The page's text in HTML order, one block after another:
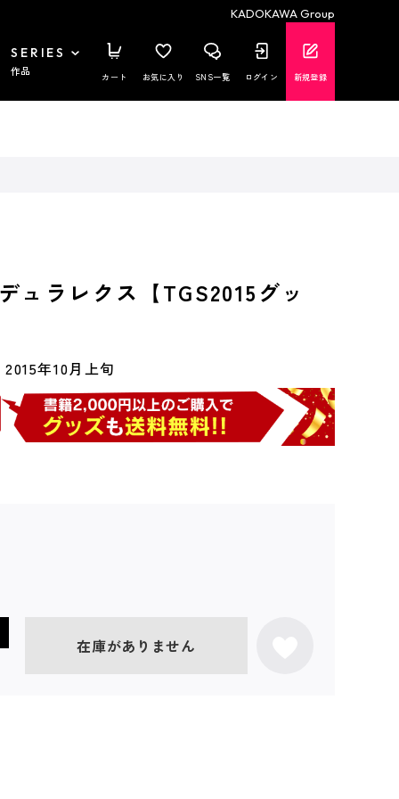
KADOKAWA Group
SERIES
作品 カート お気に入り SNS一覧 ログイン 新規登録
ラレクス【TGS2015グッ
2015年10月上旬
在庫がありません